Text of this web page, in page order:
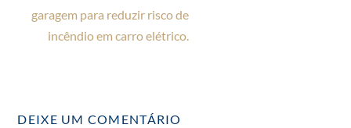
garagem para reduzir risco de
incêndio em carro elétrico.
DEIXE UM COMENTÁRIO